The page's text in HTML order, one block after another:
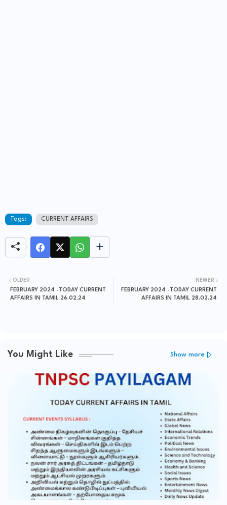
Tags: CURRENT AFFAIRS
NEWER
FEBRUARY 2024 -TODAY CURRENT
AFFAIRS IN TAMIL 28.02.24
OLDER
FEBRUARY 2024 -TODAY CURRENT
AFFAIRS IN TAMIL 26.02.24
You Might Like Show more